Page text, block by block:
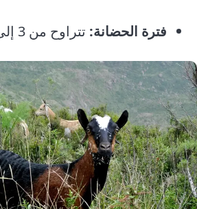
فترة الحضانة: تتراوح من 3 إلى 7 إلى 12 يومًا.